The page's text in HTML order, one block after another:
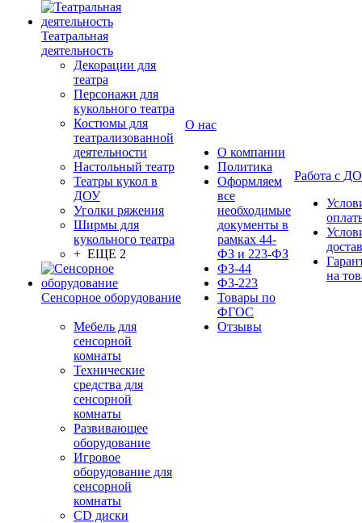
Театральная
деятельность
Декорации для
театра
Персонажи для
кукольного театра
Костюмы для
театрализованной
деятельности
Настольный театр
Театры кукол в
ДОУ
Уголки ряжения
Ширмы для
кукольного театра
+ ЕЩЕ 2
Сенсорное оборудование
Мебель для
сенсорной
комнаты
Технические
средства для
сенсорной
комнаты
Развивающее
оборудование
Игровое
оборудование для
сенсорной
комнаты
CD диски
О нас
О компании
Политика
Оформляем
все
необходимые
документы в
рамках 44-
ФЗ и 223-ФЗ
ФЗ-44
ФЗ-223
Товары по
ФГОС
Отзывы
Работа с
на